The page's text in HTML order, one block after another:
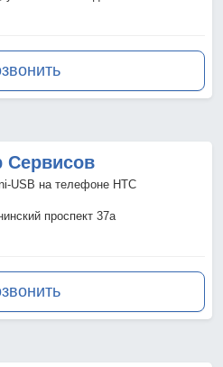
Сервисов
USB на телефоне HTC
проспект 37а